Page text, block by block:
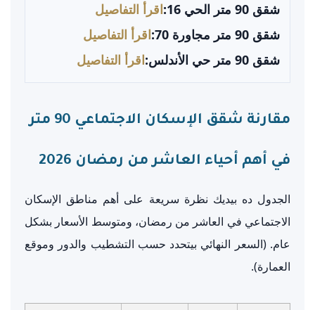
شقق 90 متر الحي 16:
اقرأ التفاصيل
شقق 90 متر مجاورة 70:
اقرأ التفاصيل
شقق 90 متر حي الأندلس:
اقرأ التفاصيل
مقارنة شقق الإسكان الاجتماعي 90 متر
في أهم أحياء العاشر من رمضان 2026
الجدول ده بيديك نظرة سريعة على أهم مناطق الإسكان
الاجتماعي في العاشر من رمضان، ومتوسط الأسعار بشكل
عام. (السعر النهائي بيتحدد حسب التشطيب والدور وموقع
العمارة).